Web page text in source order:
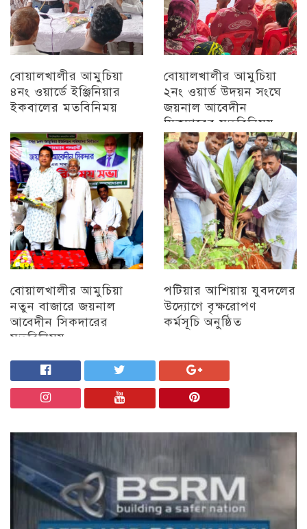
বোয়ালখালীর আমুচিয়া
৪নং ওয়ার্ডে ইঞ্জিনিয়ার
ইকবালের মতবিনিময়
চট্টগ্রাম
বোয়ালখালীর আমুচিয়া
২নং ওয়ার্ড উদয়ন সংঘে
জয়নাল আবেদীন
সিকদারের মতবিনিময়
অন্যান্য
বোয়ালখালীর আমুচিয়া
নতুন বাজারে জয়নাল
আবেদীন সিকদারের
মতবিনিময়
চট্টগ্রাম
পটিয়ার আশিয়ায় যুবদলের
উদ্যোগে বৃক্ষরোপণ
কর্মসূচি অনুষ্ঠিত